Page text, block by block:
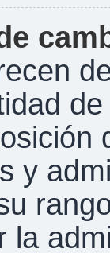
y
la